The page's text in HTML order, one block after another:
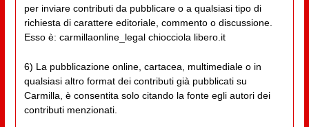
per inviare contributi da pubblicare o a qualsiasi tipo di
richiesta di carattere editoriale, commento o discussione.
Esso è: carmillaonline_legal chiocciola libero.it
6) La pubblicazione online, cartacea, multimediale o in
qualsiasi altro format dei contributi già pubblicati su
Carmilla, è consentita solo citando la fonte egli autori dei
contributi menzionati.